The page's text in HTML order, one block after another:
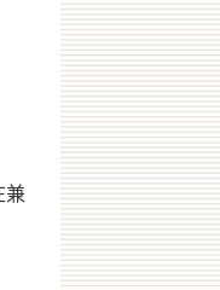
兼